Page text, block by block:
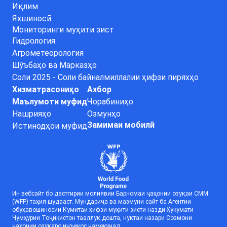
Иқлим
Яхшиносӣ
Мониторинги муҳити зист
Гидрология
Агрометеорология
Шӯъбаҳо ва Марказҳо
Соли 2025 - Соли байналмиллалии ҳифзи пиряхҳо
Хизматрасониҳо
Маълумоти муфид
Нашрияҳо
Истинодҳои муфид
Ахбор
Чорабиниҳо
Озмунҳо
Замимаи мобилӣ
Ин вебсайт бо дастгирии молиявии Барномаи ҷаҳонии озуқаи СММ
(WFP) таҳия шудааст. Мундариҷа ва мазмуни сайт ба Агентии
обуҳавошиносии Кумитаи ҳифзи муҳити зисти назди Ҳукумати
Ҷумҳурии Тоҷикистон тааллуқ дошта, нуқтаи назари Созмони